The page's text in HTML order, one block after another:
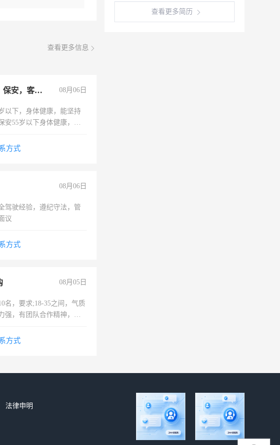
查看更多信息
急招保洁，保安，客服，工程 08月06日
以下，身体健康，能坚持
安55岁以下身体健康，有
45岁以下高中以上文化，
方式
08月06日
驾驶经验，遵纪守法，管
议
方式
08月05日
名，要求;18-35之间，气质
强，有团队合作精神，有
方式
查看更多简历
法律申明